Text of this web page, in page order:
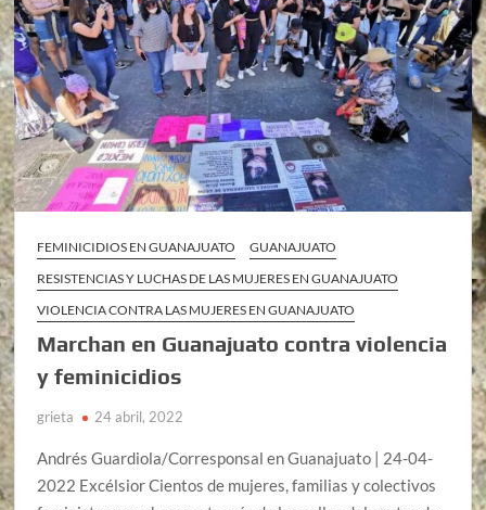
FEMINICIDIOS EN GUANAJUATO
GUANAJUATO
RESISTENCIAS Y LUCHAS DE LAS MUJERES EN GUANAJUATO
VIOLENCIA CONTRA LAS MUJERES EN GUANAJUATO
Marchan en Guanajuato contra violencia
y feminicidios
grieta 24 abril, 2022
Andrés Guardiola/Corresponsal en Guanajuato | 24-04-
2022 Excélsior Cientos de mujeres, familias y colectivos